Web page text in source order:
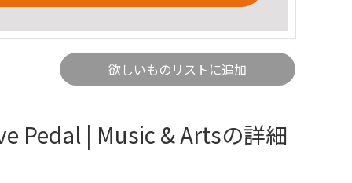
欲しいものリストに追加
Pedal | Music & Artsの詳細